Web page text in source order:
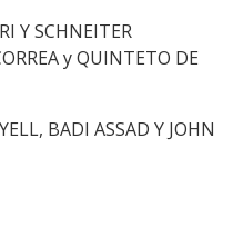
Y SCHNEITER
y QUINTETO DE
BADI ASSAD Y JOHN